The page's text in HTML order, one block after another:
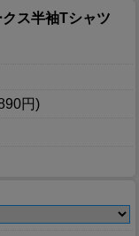
ス半袖Tシャツ
円)